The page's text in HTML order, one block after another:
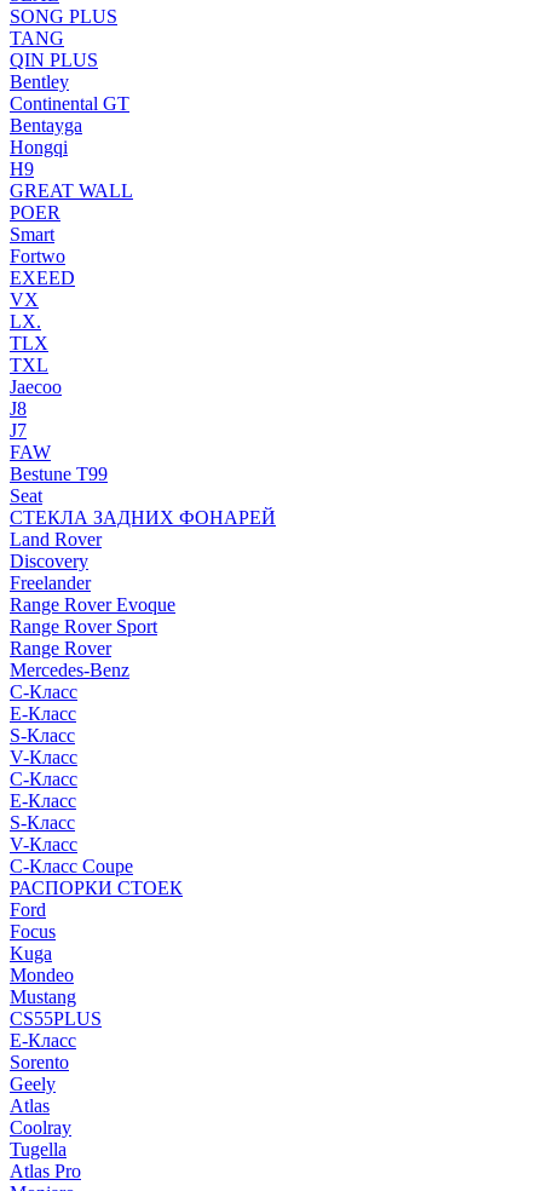
SONG PLUS
TANG
QIN PLUS
Bentley
Continental GT
Bentayga
Hongqi
H9
GREAT WALL
POER
Smart
Fortwo
EXEED
VX
LX.
TLX
TXL
Jaecoo
J8
J7
FAW
Bestune T99
Seat
СТЕКЛА ЗАДНИХ ФОНАРЕЙ
Land Rover
Discovery
Freelander
Range Rover Evoque
Range Rover Sport
Range Rover
Mercedes-Benz
C-Класс
E-Класс
S-Класс
V-Класс
C-Класс
E-Класс
S-Класс
V-Класс
C-Класс Coupe
РАСПОРКИ СТОЕК
Ford
Focus
Kuga
Mondeo
Mustang
CS55PLUS
E-Класс
Sorento
Geely
Atlas
Coolray
Tugella
Atlas Pro